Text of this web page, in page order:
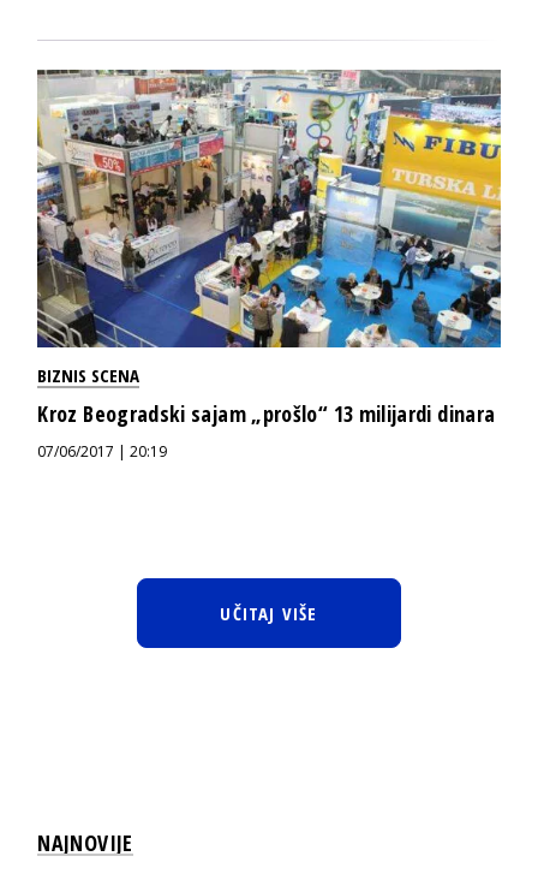
BIZNIS SCENA
Kroz Beogradski sajam „prošlo“ 13 milijardi dinara
07/06/2017 | 20:19
UČITAJ VIŠE
NAJNOVIJE